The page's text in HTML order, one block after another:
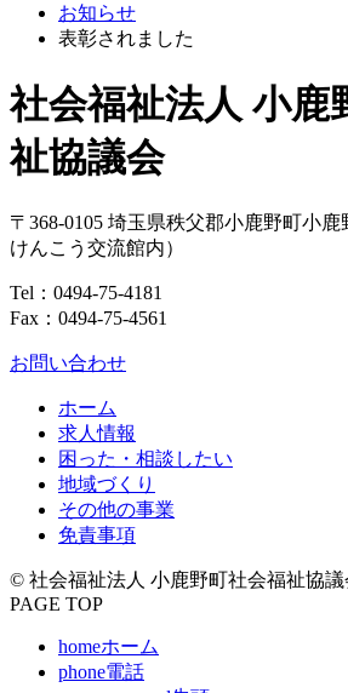
お知らせ
表彰されました
社会福祉法人 小鹿
祉協議会
〒368-0105 埼玉県秩父郡小鹿野町小鹿
けんこう交流館内）
Tel： 0494-75-4181
Fax：0494-75-4561
お問い合わせ
ホーム
求人情報
困った・相談したい
地域づくり
その他の事業
免責事項
© 社会福祉法人 小鹿野町社会福祉協議
PAGE TOP
homeホーム
phone電話